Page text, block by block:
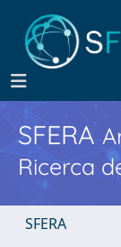
SFERA
Ricerca
SFERA